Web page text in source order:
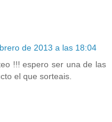
de 2013 a las 18:04
!!! espero ser una de las
el que sorteais.